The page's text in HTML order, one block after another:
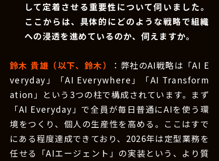
して定着させる重要性について伺いました。
ここからは、具体的にどのような戦略で組織
への浸透を進めているのか、伺えますか。
鈴木 貴雄（以下、鈴木）
：弊社のAI戦略は「AI E
veryday」「AI Everywhere」「AI Transform
ation」という3つの柱で構成されています。まず
「AI Everyday」で全員が毎日普通にAIを使う環
境をつくり、個人の生産性を高める。ここはすで
にある程度達成できており、2026年は定型業務を
任せる「AIエージェント」の実装という、より質